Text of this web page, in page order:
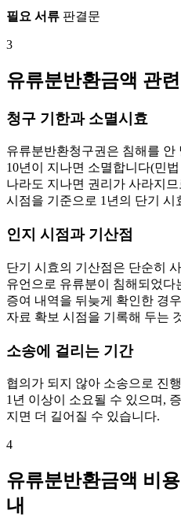
필요 서류 판결문
3
유류분반환금액 관
청구 기한과 소멸시효
유류분반환청구권은 침해를 안
10년이 지나면 소멸합니다(민
나라도 지나면 권리가 사라지
시점을 기준으로 1년의 단기 시
인지 시점과 기산점
단기 시효의 기산점은 단순히
유언으로 유류분이 침해되었
증여 내역을 뒤늦게 확인한 경
자료 확보 시점을 기록해 두는
소송에 걸리는 기간
협의가 되지 않아 소송으로 진
1년 이상이 소요될 수 있으며,
지면 더 길어질 수 있습니다.
4
유류분반환금액 비
내